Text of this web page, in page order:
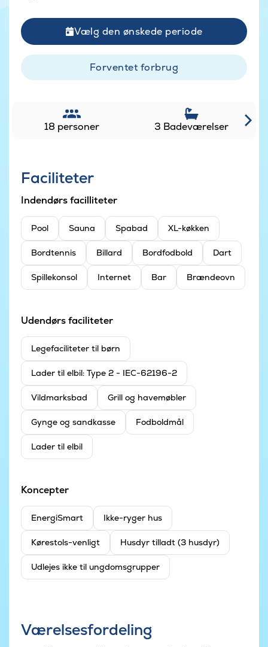
Vælg den ønskede periode
Forventet forbrug
18 personer 3 Badeværelser
Faciliteter
Indendørs facilliteter
Pool Sauna Spabad XL-køkken
Bordtennis Billard Bordfodbold Dart
Spillekonsol Internet Bar Brændeovn
Udendørs faciliteter
Legefaciliteter til børn
Lader til elbil: Type 2 - IEC-62196-2
Vildmarksbad Grill og havemøbler
Gynge og sandkasse Fodboldmål
Lader til elbil
Koncepter
EnergiSmart Ikke-ryger hus
Kørestols-venligt Husdyr tilladt (3 husdyr)
Udlejes ikke til ungdomsgrupper
Værelsesfordeling